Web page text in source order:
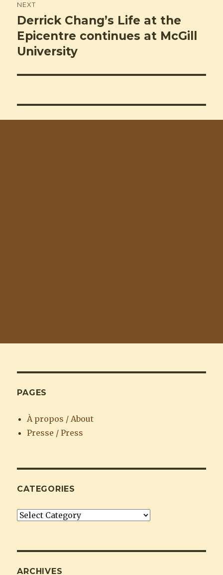
NEXT
Next
post:
Derrick Chang’s Life at the
Epicentre continues at McGill
University
PAGES
À propos / About
Presse / Press
CATEGORIES
Categories
ARCHIVES